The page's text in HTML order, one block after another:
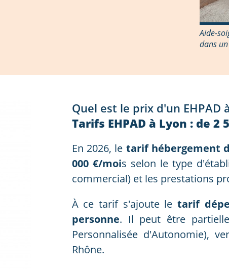
Aide-
dans
Quel est le prix d'un EHPAD
Tarifs EHPAD à Lyon : de 2
En 2026, le tarif hébergement
000 €/mois selon le type
commercial) et les prestations
À ce tarif s'ajoute letarif
personne. Il peut être
Personnalisée d'Autonomie),
Rhône.